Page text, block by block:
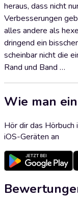
heraus, dass nicht
Verbesserungen
alles andere als
dringend ein
scheinbar nicht die
Rand und Band …
Wie man
Hör dir das
iOS-Geräten an